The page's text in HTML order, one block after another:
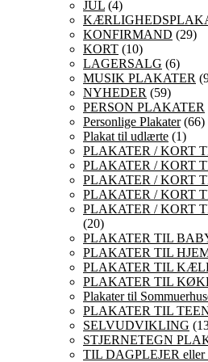
JUL (4)
KONFIRMAND (29)
KORT (10)
LAGERSALG (6)
MUSIK PLAKATER
NYHEDER (59)
PERSON PLAKATER
Personlige Plakater(66)
Plakat til udlærte (1)
PLAKATER / KORT
PLAKATER / KORT
PLAKATER / KORT
PLAKATER / KORT
PLAKATER / KORT
(20)
PLAKATER TIL
PLAKATER TIL
PLAKATER TIL
PLAKATER TIL
Plakater til
PLAKATER TIL
SELVUDVIKLING
STJERNETEGN
TIL DAGPLEJER